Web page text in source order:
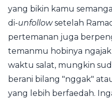
yang bikin kamu
di-unfollowsetelah
pertemanan juga
temanmu hobinya
waktu salat, mungkin
berani bilang "nggak"
yang lebih berfaedah.